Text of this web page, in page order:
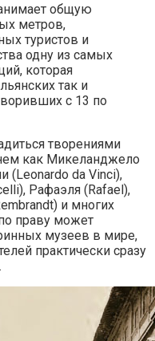
общую
метров,
туристов и
одну из самых
которая
так и
с 13 по
творениями
как Микеланджело
(Leonardo da Vinci),
Рафаэля (Rafael),
и многих
праву может
музеев в мире,
практически сразу